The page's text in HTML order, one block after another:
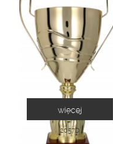
2057D
więcej